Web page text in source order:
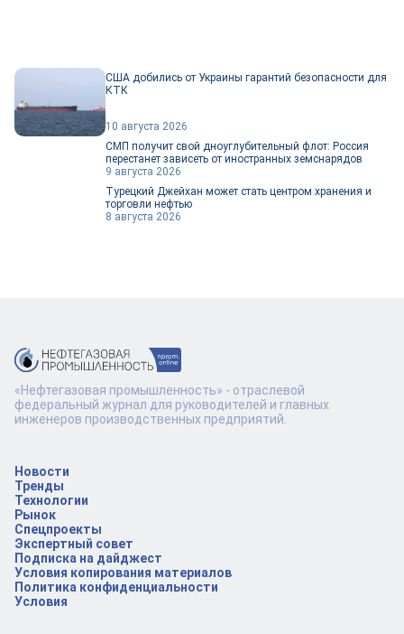
США добились от Украины гарантий безопасности для
КТК
10 августа 2026
СМП получит свой дноуглубительный флот: Россия
перестанет зависеть от иностранных земснарядов
9 августа 2026
Турецкий Джейхан может стать центром хранения и
торговли нефтью
8 августа 2026
Новости
Тренды
Технологии
Рынок
Спецпроекты
Экспертный совет
Подписка на дайджест
Условия копирования материалов
Политика конфиденциальности
Условия
«Нефтегазовая промышленность» - отраслевой
федеральный журнал для руководителей и главных
инженеров производственных предприятий.